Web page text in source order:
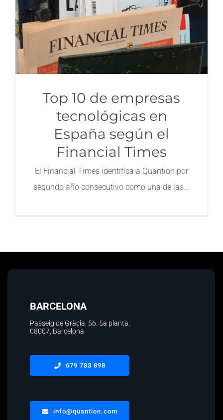
Top 10 de empresas
tecnológicas en
España según el
Financial Times
El Financial Times identifica a Quantion por
segundo año consecutivo como una de las
BARCELONA
Passeig de Gràcia, 56. 5a planta
08007, Barcelona
679 783 898
info@quantion.com